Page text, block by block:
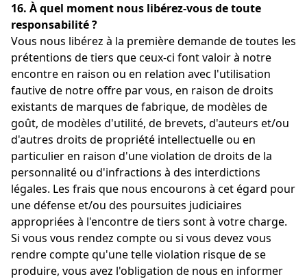
16. À quel moment nous libérez-vous de toute
responsabilité ?
Vous nous libérez à la première demande de toutes les
prétentions de tiers que ceux-ci font valoir à notre
encontre en raison ou en relation avec l'utilisation
fautive de notre offre par vous, en raison de droits
existants de marques de fabrique, de modèles de
goût, de modèles d'utilité, de brevets, d'auteurs et/ou
d'autres droits de propriété intellectuelle ou en
particulier en raison d'une violation de droits de la
personnalité ou d'infractions à des interdictions
légales. Les frais que nous encourons à cet égard pour
une défense et/ou des poursuites judiciaires
appropriées à l'encontre de tiers sont à votre charge.
Si vous vous rendez compte ou si vous devez vous
rendre compte qu'une telle violation risque de se
produire, vous avez l'obligation de nous en informer